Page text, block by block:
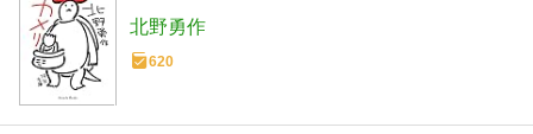
北野勇作
620